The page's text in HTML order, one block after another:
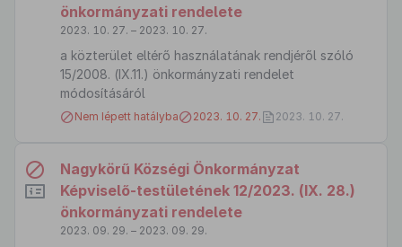
önkormányzati rendelete
2023. 10. 27. – 2023. 10. 27.
a közterület eltérő használatának rendjéről szóló
15/2008. (IX.11.) önkormányzati rendelet
módosításáról
Nem lépett hatályba 2023. 10. 27. 2023. 10. 27.
Nagykörű Községi Önkormányzat
Képviselő-testületének 12/2023. (IX. 28.)
önkormányzati rendelete
2023. 09. 29. – 2023. 09. 29.